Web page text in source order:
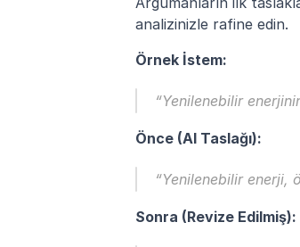
analizinizle rafine edin.
Örnek İstem:
“Yenilenebilir
Önce (AI Taslağı):
“Yenilenebilir enerji,
Sonra (Revize Edilmiş):